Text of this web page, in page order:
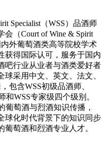
Specialist（WSS）品酒师
（Court of Wine & Spirit
内外葡萄酒类高等院校学术
获得国际认可，服务于国内
吧行业从业者与酒类爱好者
采用中文、英文、法文、
包含WSS初级品酒师、
和WSS专家级四个级别。
葡萄酒与烈酒知识传播，
球化时代背景下的知识同步
萄酒和烈酒专业人才。